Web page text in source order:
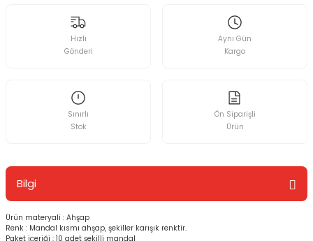
Hızlı
Gönderi
Aynı Gün
Kargo
Sınırlı
Stok
Ön Siparişli
Ürün
Bilgi
Ürün materyali : Ahşap
Renk : Mandal kısmı ahşap, şekiller karışık renktir.
Paket içeriği : 10 adet şekilli mandal